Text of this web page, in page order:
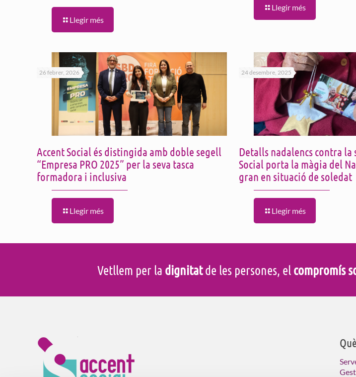
Llegir més
Llegir més
26 febrer, 2026
Accent Social és distingida amb doble segell
“Empresa PRO 2025” per la seva tasca
formadora i inclusiva
Llegir més
24 desembre, 2025
Detalls nadalencs contra la
Social porta la màgia del
gran en situació de soledat
Llegir més
Vetllem per la dignitatde les persones, el compromís